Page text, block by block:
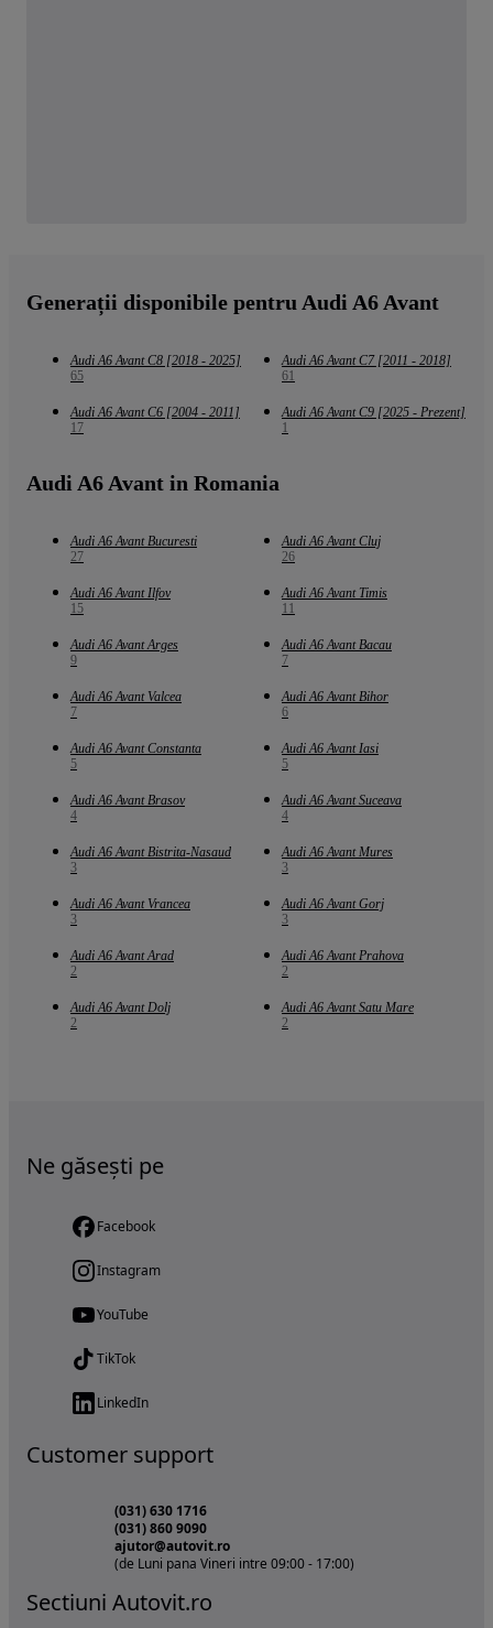
Generații disponibile pentru Audi A6 Avant
Audi A6 Avant C8 [2018 - 2025]
65
Audi A6 Avant C7 [2011 - 2018]
61
Audi A6 Avant C6 [2004 - 2011]
17
Audi A6 Avant C9 [2025 - Prezent]
1
Audi A6 Avant in Romania
Audi A6 Avant Bucuresti
27
Audi A6 Avant Cluj
26
Audi A6 Avant Ilfov
15
Audi A6 Avant Timis
11
Audi A6 Avant Arges
9
Audi A6 Avant Bacau
7
Audi A6 Avant Valcea
7
Audi A6 Avant Bihor
6
Audi A6 Avant Constanta
5
Audi A6 Avant Iasi
5
Audi A6 Avant Brasov
4
Audi A6 Avant Suceava
4
Audi A6 Avant Bistrita-Nasaud
3
Audi A6 Avant Mures
3
Audi A6 Avant Vrancea
3
Audi A6 Avant Gorj
3
Audi A6 Avant Arad
2
Audi A6 Avant Prahova
2
Audi A6 Avant Dolj
2
Audi A6 Avant Satu Mare
2
Ne găsești pe
Facebook
Instagram
YouTube
TikTok
LinkedIn
Customer support
(031) 630 1716
(031) 860 9090
ajutor@autovit.ro
(de Luni pana Vineri intre 09:00 - 17:00)
Sectiuni Autovit.ro